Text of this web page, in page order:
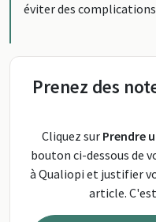
éviter des
Prenez des
Cliquez sur Prendre
bouton ci-dessous de
à Qualiopi et justifier
article.